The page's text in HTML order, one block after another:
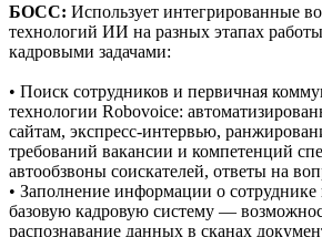
БОСС: Использует интегрированные
технологий ИИ на разных этапах
кадровыми задачами:
• Поиск сотрудников и первичная
технологии Robovoice:
сайтам, экспресс-интервью,
требований вакансии и компетенций
автообзвоны соискателей, ответы на
• Заполнение информации о сотруднике
базовую кадровую систему —
распознавание данных в сканах